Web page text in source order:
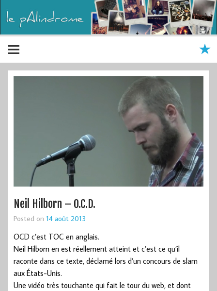
Neil Hilborn – O.C.D.
Posted on 14 août 2013
OCD c’est TOC en anglais.
Neil Hilborn en est réellement atteint et c’est ce qu’il
raconte dans ce texte, déclamé lors d’un concours de slam
aux États-Unis.
Une vidéo très touchante qui fait le tour du web, et dont